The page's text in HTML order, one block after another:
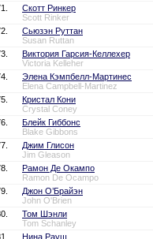
Скотт Ринкер
Scott Rinker
Сьюзэн Руттан
Susan Ruttan
Виктория Гарсия-Келлехер
Victoria Kelleher
Элена Кэмпбелл-Мартинес
Elena Campbell-Martinez
Кристал Кони
Crystal Coney
Блейк Гиббонс
Blake Gibbons
Джим Глисон
Jim Gleason
Рамон Де Окампо
Ramon De Ocampo
Джон О’Брайэн
John O'Brien
Том Шэнли
Tom Schanley
Нина Рауш